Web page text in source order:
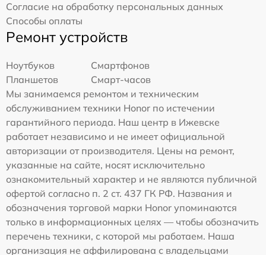
Согласие на обработку персональных данных
Способы оплаты
Ремонт устройств
Ноутбуков
Смартфонов
Планшетов
Смарт-часов
Мы занимаемся ремонтом и техническим
обслуживанием техники Honor по истечении
гарантийного периода. Наш центр в Ижевске
работает независимо и не имеет официальной
авторизации от производителя. Цены на ремонт,
указанные на сайте, носят исключительно
ознакомительный характер и не являются публичной
офертой согласно п. 2 ст. 437 ГК РФ. Названия и
обозначения торговой марки Honor упоминаются
только в информационных целях — чтобы обозначить
перечень техники, с которой мы работаем. Наша
организация не аффилирована с владельцами